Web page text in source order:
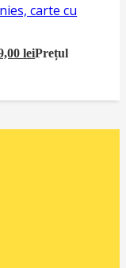
carte cu
leiPrețul